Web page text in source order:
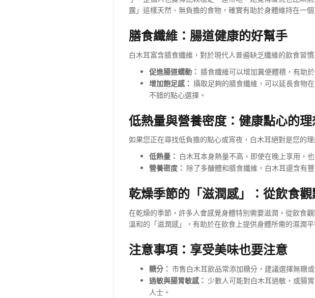
露」這樣天然、無負擔的食物，確實有助於身體維持在一個
膳食纖維：腸道健康的好幫手
白木耳富含膳食纖維，對於現代人普遍缺乏纖維的飲食習慣
促進腸道蠕動： 膳食纖維可以增加糞便體積，有助
增加飽足感： 攝取足夠的膳食纖維，可以延長食物
不錯的點心選擇。
低熱量與營養密度：健康點心的
如果您正在尋找低負擔的點心或宵夜，白木耳絕對是您的理
低熱量： 白木耳本身熱量不高，即使在晚上享用，
營養密度： 除了多醣體和膳食纖維，白木耳還含有
乾燥季節的「滋潤感」：從飲食
在乾燥的季節，許多人會感覺身體特別需要滋潤。從飲食
溫和的「滋潤感」，有助於在飲食上提供身體所需的濕潤平
注意事項：享受美味也要注意
糖分： 市售白木耳飲品常添加糖分，建議選擇無糖
過敏與腸胃敏感： 少數人可能對白木耳過敏，或腸
人士。